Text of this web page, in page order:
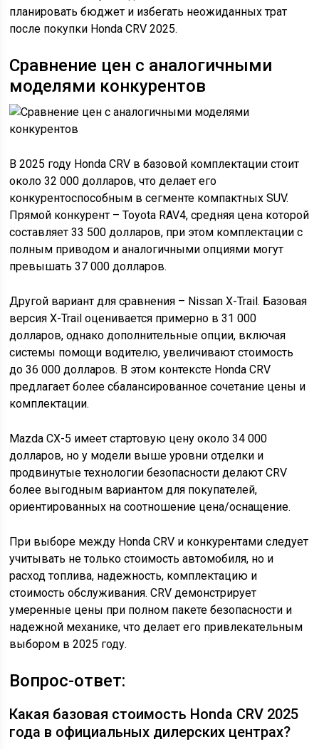
планировать бюджет и избегать неожиданных трат
после покупки Honda CRV 2025.
Сравнение цен с аналогичными
моделями конкурентов
В 2025 году Honda CRV в базовой комплектации стоит
около 32 000 долларов, что делает его
конкурентоспособным в сегменте компактных SUV.
Прямой конкурент – Toyota RAV4, средняя цена которой
составляет 33 500 долларов, при этом комплектации с
полным приводом и аналогичными опциями могут
превышать 37 000 долларов.
Другой вариант для сравнения – Nissan X-Trail. Базовая
версия X-Trail оценивается примерно в 31 000
долларов, однако дополнительные опции, включая
системы помощи водителю, увеличивают стоимость
до 36 000 долларов. В этом контексте Honda CRV
предлагает более сбалансированное сочетание цены и
комплектации.
Mazda CX-5 имеет стартовую цену около 34 000
долларов, но у модели выше уровни отделки и
продвинутые технологии безопасности делают CRV
более выгодным вариантом для покупателей,
ориентированных на соотношение цена/оснащение.
При выборе между Honda CRV и конкурентами следует
учитывать не только стоимость автомобиля, но и
расход топлива, надежность, комплектацию и
стоимость обслуживания. CRV демонстрирует
умеренные цены при полном пакете безопасности и
надежной механике, что делает его привлекательным
выбором в 2025 году.
Вопрос-ответ:
Какая базовая стоимость Honda CRV 2025
года в официальных дилерских центрах?